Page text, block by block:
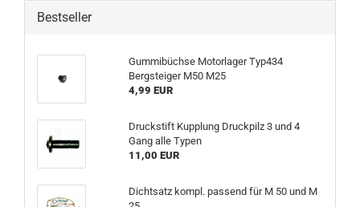
Bestseller
Gummibüchse Motorlager Typ434
Bergsteiger M50 M25
4,99 EUR
Druckstift Kupplung Druckpilz 3 und 4
Gang alle Typen
11,00 EUR
Dichtsatz kompl. passend für M 50 und M